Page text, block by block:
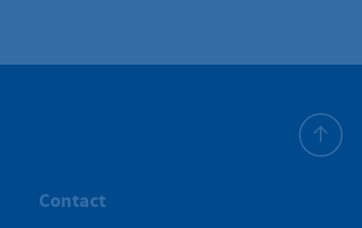
Contact